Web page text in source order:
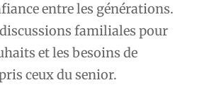
entre les générations.
familiales pour
et les besoins de
ceux du senior.